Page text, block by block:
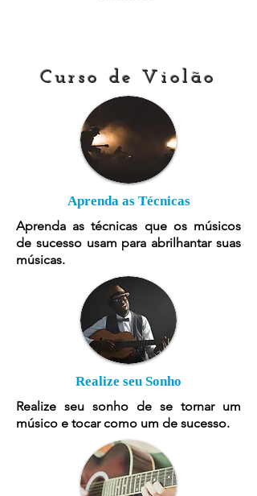
Curso de Violão
Aprenda as Técnicas
Aprenda as técnicas que os músicos
de sucesso usam para abrilhantar suas
músicas.
Realize seu Sonho
Realize seu sonho de se tornar um
músico e tocar como um de sucesso.